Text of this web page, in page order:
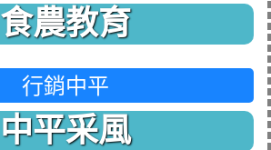
食農教育
行銷中平
中平采風